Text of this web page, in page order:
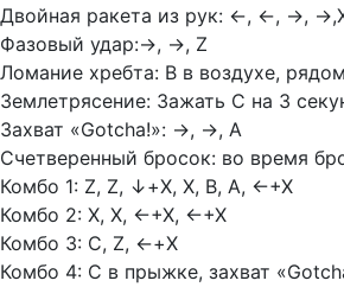
Двойная ракета из рук: ←, ←, →,
Фазовый удар:→, →, Z
Ломание хребта: В в воздухе,
Землетрясение: Зажать С на 3
Захват «Gоtcha!»: →, →, А
Счетверенный бросок: во время
Комбо 1: Z, Z, ↓+Х, Х, В, А, ←+Х
Комбо 2: Х, Х, ←+Х, ←+Х
Комбо 3: С, Z, ←+Х
Комбо 4: С в прыжке, захват